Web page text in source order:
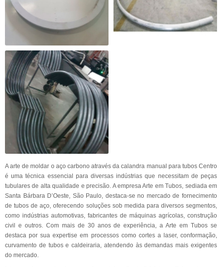
A arte de moldar o aço carbono através da calandra manual para tubos Centro
é uma técnica essencial para diversas indústrias que necessitam de peças
tubulares de alta qualidade e precisão. A empresa Arte em Tubos, sediada em
Santa Bárbara D’Oeste, São Paulo, destaca-se no mercado de fornecimento
de tubos de aço, oferecendo soluções sob medida para diversos segmentos,
como indústrias automotivas, fabricantes de máquinas agrícolas, construção
civil e outros. Com mais de 30 anos de experiência, a Arte em Tubos se
destaca por sua expertise em processos como cortes a laser, conformação,
curvamento de tubos e caldeiraria, atendendo às demandas mais exigentes
do mercado.